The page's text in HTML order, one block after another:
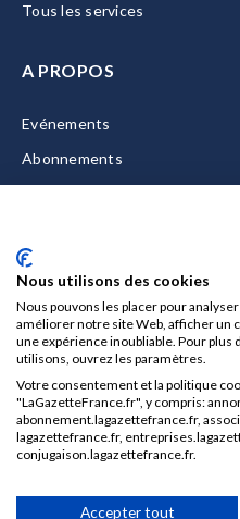
Tous les services
A PROPOS
Evénements
Abonnements
Nous contacter
Mentions légales
CGU/CGV
Données personnelles
Gérer vos cookies
Nous utilisons des cookies
Nous pouvons les placer pour
améliorer notre site Web, afficher un
une expérience inoubliable. Pour
utilisons, ouvrez les paramètres.
Votre consentement et la politique
"LaGazetteFrance.fr", y compris:
abonnement.lagazettefrance.fr,
lagazettefrance.fr,
conjugaison.lagazettefrance.fr.
Accepter tout